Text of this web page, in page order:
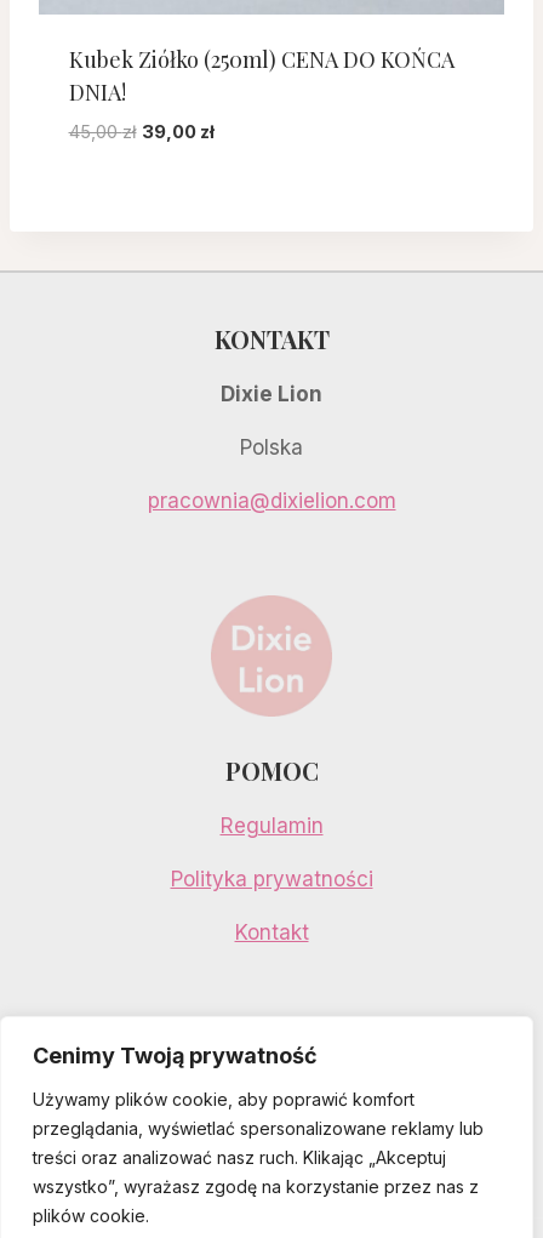
Cenimy Twoją prywatność
Używamy plików cookie, aby poprawić komfort
przeglądania, wyświetlać spersonalizowane reklamy lub
treści oraz analizować nasz ruch. Klikając „Akceptuj
wszystko”, wyrażasz zgodę na korzystanie przez nas z
plików cookie.
Kubek Ziółko (250ml) CENA DO KOŃCA
DNIA!
45,00zł Pierwotna
39,00 złAktualna
KONTAKT
Dixie Lion
Polska
pracownia@dixielion.com
POMOC
Regulamin
Polityka prywatności
Kontakt